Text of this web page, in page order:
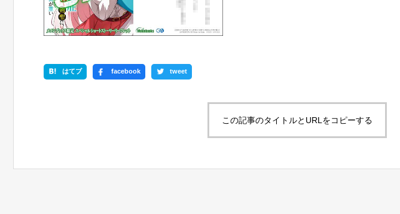
はてブ facebook tweet
この記事のタイトルとURLをコピーする